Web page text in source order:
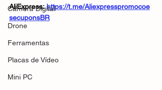
Câmera Digital
Drone
Ferramentas
Placas de Vídeo
Mini PC
AliExpress: https://t.me/Aliexpresspromocoe
secuponsBR